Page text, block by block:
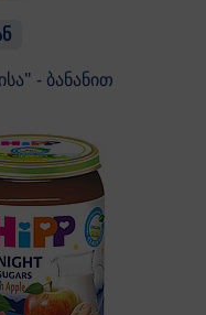
- ბანანით